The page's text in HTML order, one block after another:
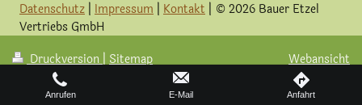
Datenschutz Impressum Kontakt
© 2026 Bauer Etzel
Vertriebs GmbH
Druckversion
Sitemap Webansicht
Anrufen E-Mail Anfahrt